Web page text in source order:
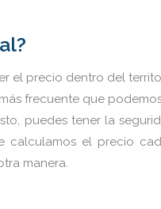
el precio dentro del
frecuente que
puedes tener la
el precio
manera.